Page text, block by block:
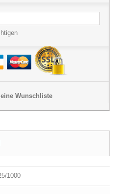
Wunschliste
1000